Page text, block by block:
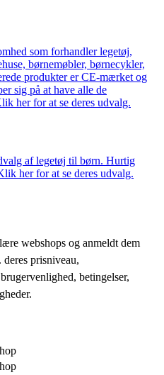
som forhandler legetøj,
børnemøbler, børnecykler,
produkter er CE-mærket og
sig på at have alle de
her for at se deres udvalg.
af legetøj til børn. Hurtig
her for at se deres udvalg.
webshops og anmeldt dem
prisniveau,
betingelser,